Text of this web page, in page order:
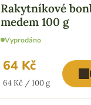
Rakytníkové
medem 100 g
Vyprodáno
64 Kč
Měrná
64 Kč / 100 g